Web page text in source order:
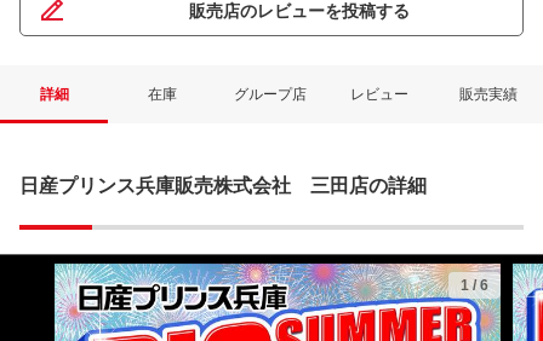
販売店のレビューを投稿する
詳細 在庫 グループ店 レビュー 販売実績
日産プリンス兵庫販売株式会社 三田店の詳細
1 /6